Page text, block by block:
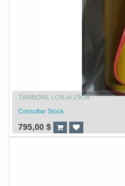
TAMBORIL LONJA 29CM
Consultar Stock
795,00 $